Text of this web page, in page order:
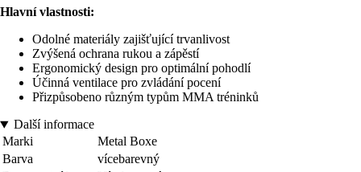
Hlavní vlastnosti:
Odolné materiály zajišťující trvanlivost
Zvýšená ochrana rukou a zápěstí
Ergonomický design pro optimální pohodlí
Účinná ventilace pro zvládání pocení
Přizpůsobeno různým typům MMA tréninků
Další informace
Marki
Metal Boxe
Barva
vícebarevný